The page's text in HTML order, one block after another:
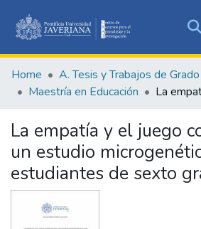
&
Statistics
Home A. Tesis y Trabajos de Grado
Maestría en Educación
La empatía y el juego
un estudio
estudiantes de sexto